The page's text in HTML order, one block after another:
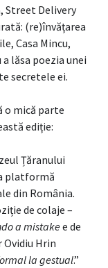
Street Delivery
(re)învățarea
Casa Mincu,
lăsa poezia unei
secretele ei.
o mică parte
ediție:
Țăranului
platformă
din România.
de colaje –
a mistakee de
Ovidiu Hrin
la gestual.”